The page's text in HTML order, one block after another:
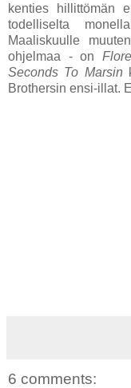
kenties hillittömän
todelliselta
Maaliskuulle
ohjelmaa - on
Seconds To Marsin
Brothersin ensi-illat.
6 comments: